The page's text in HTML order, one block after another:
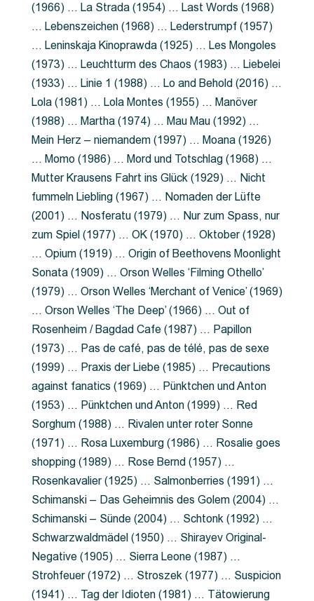
(1966) … La Strada (1954) … Last Words (1968)
… Lebenszeichen (1968) … Lederstrumpf (1957)
… Leninskaja Kinoprawda (1925) … Les Mongoles
(1973) … Leuchtturm des Chaos (1983) … Liebelei
(1933) … Linie 1 (1988) … Lo and Behold (2016) …
Lola (1981) … Lola Montes (1955) … Manöver
(1988) … Martha (1974) … Mau Mau (1992) …
Mein Herz – niemandem (1997) … Moana (1926)
… Momo (1986) … Mord und Totschlag (1968) …
Mutter Krausens Fahrt ins Glück (1929) … Nicht
fummeln Liebling (1967) … Nomaden der Lüfte
(2001) … Nosferatu (1979) … Nur zum Spass, nur
zum Spiel (1977) … OK (1970) … Oktober (1928)
… Opium (1919) … Origin of Beethovens Moonlight
Sonata (1909) … Orson Welles ‘Filming Othello’
(1979) … Orson Welles ‘Merchant of Venice’ (1969)
… Orson Welles ‘The Deep’ (1966) … Out of
Rosenheim / Bagdad Cafe (1987) … Papillon
(1973) … Pas de café, pas de télé, pas de sexe
(1999) … Praxis der Liebe (1985) … Precautions
against fanatics (1969) … Pünktchen und Anton
(1953) … Pünktchen und Anton (1999) … Red
Sorghum (1988) … Rivalen unter roter Sonne
(1971) … Rosa Luxemburg (1986) … Rosalie goes
shopping (1989) … Rose Bernd (1957) …
Rosenkavalier (1925) … Salmonberries (1991) …
Schimanski – Das Geheimnis des Golem (2004) …
Schimanski – Sünde (2004) … Schtonk (1992) …
Schwarzwaldmädel (1950) … Shirayev Original-
Negative (1905) … Sierra Leone (1987) …
Strohfeuer (1972) … Stroszek (1977) … Suspicion
(1941) … Tag der Idioten (1981) … Tätowierung